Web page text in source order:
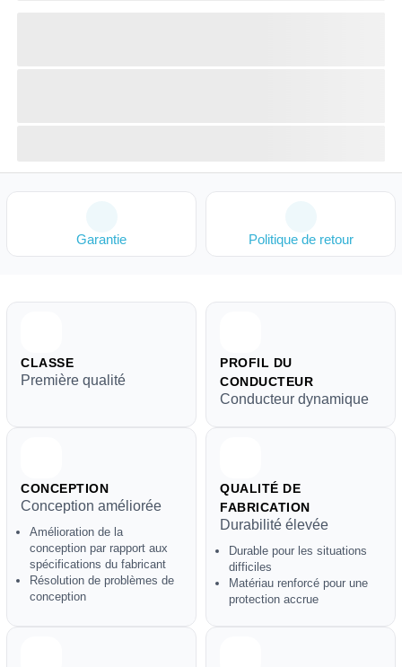
Garantie Politique de retour
CLASSE
Première qualité
PROFIL DU
CONDUCTEUR
Conducteur dynamique
CONCEPTION
Conception améliorée
Amélioration de la
conception par rapport aux
spécifications du fabricant
Résolution de problèmes de
conception
QUALITÉ DE
FABRICATION
Durabilité élevée
Durable pour les situations
difficiles
Matériau renforcé pour une
protection accrue